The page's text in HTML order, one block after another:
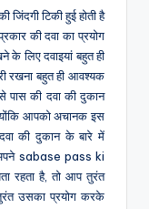
टिकी हुई होती है
की दवा का प्रयोग
लिए दवाइयां बहुत ही
रखना बहुत ही आवश्यक
पास की दवा की दुकान
आपको अचानक इस
की दुकान के बारे में
अपने sabase pass ki
रहता है, तो आप तुरंत
उसका प्रयोग करके